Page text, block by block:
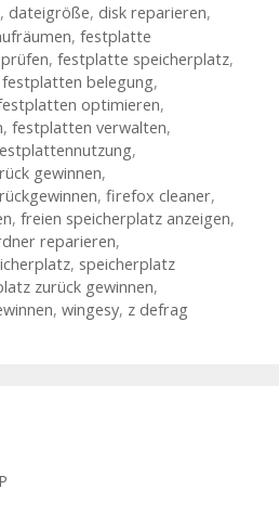
, dateigröße, disk reparieren,
, festplatte
, festplatte speicherplatz,
festplatten belegung,
optimieren,
, festplatten verwalten,
,
gewinnen,
, firefox cleaner,
, freien speicherplatz anzeigen,
reparieren,
, speicherplatz
zurück gewinnen,
, wingesy, z defrag